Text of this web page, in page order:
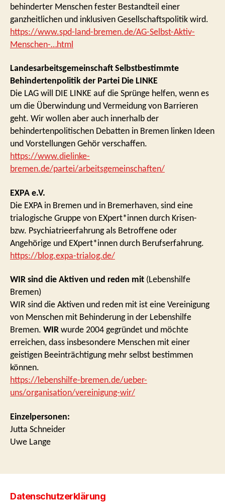
behinderter Menschen fester Bestandteil einer
ganzheitlichen und inklusiven Gesellschaftspolitik wird.
https://www.spd-land-bremen.de/AG-Selbst-Aktiv-
Menschen-…html
Landesarbeitsgemeinschaft Selbstbestimmte
Behindertenpolitik der Partei Die LINKE
Die LAG will DIE LINKE auf die Sprünge helfen, wenn es
um die Überwindung und Vermeidung von Barrieren
geht. Wir wollen aber auch innerhalb der
behindertenpolitischen Debatten in Bremen linken Ideen
und Vorstellungen Gehör verschaffen.
https://www.dielinke-
bremen.de/partei/arbeitsgemeinschaften/
EXPA e.V.
Die EXPA in Bremen und in Bremerhaven, sind eine
trialogische Gruppe von EXpert*innen durch Krisen-
bzw. Psychiatrieerfahrung als Betroffene oder
Angehörige und EXpert*innen durch Berufserfahrung.
https://blog.expa-trialog.de/
WIR sind die Aktiven und reden mit (Lebenshilfe
Bremen)
WIR sind die Aktiven und reden mit ist eine Vereinigung
von Menschen mit Behinderung in der Lebenshilfe
Bremen. WIR wurde 2004 gegründet und möchte
erreichen, dass insbesondere Menschen mit einer
geistigen Beeinträchtigung mehr selbst bestimmen
können.
https://lebenshilfe-bremen.de/ueber-
uns/organisation/vereinigung-wir/
Einzelpersonen:
Jutta Schneider
Uwe Lange
Datenschutzerklärung